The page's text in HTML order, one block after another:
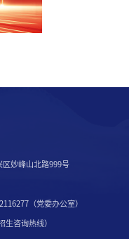
区妙峰山北路999号
（党委办公室）
生咨询热线）